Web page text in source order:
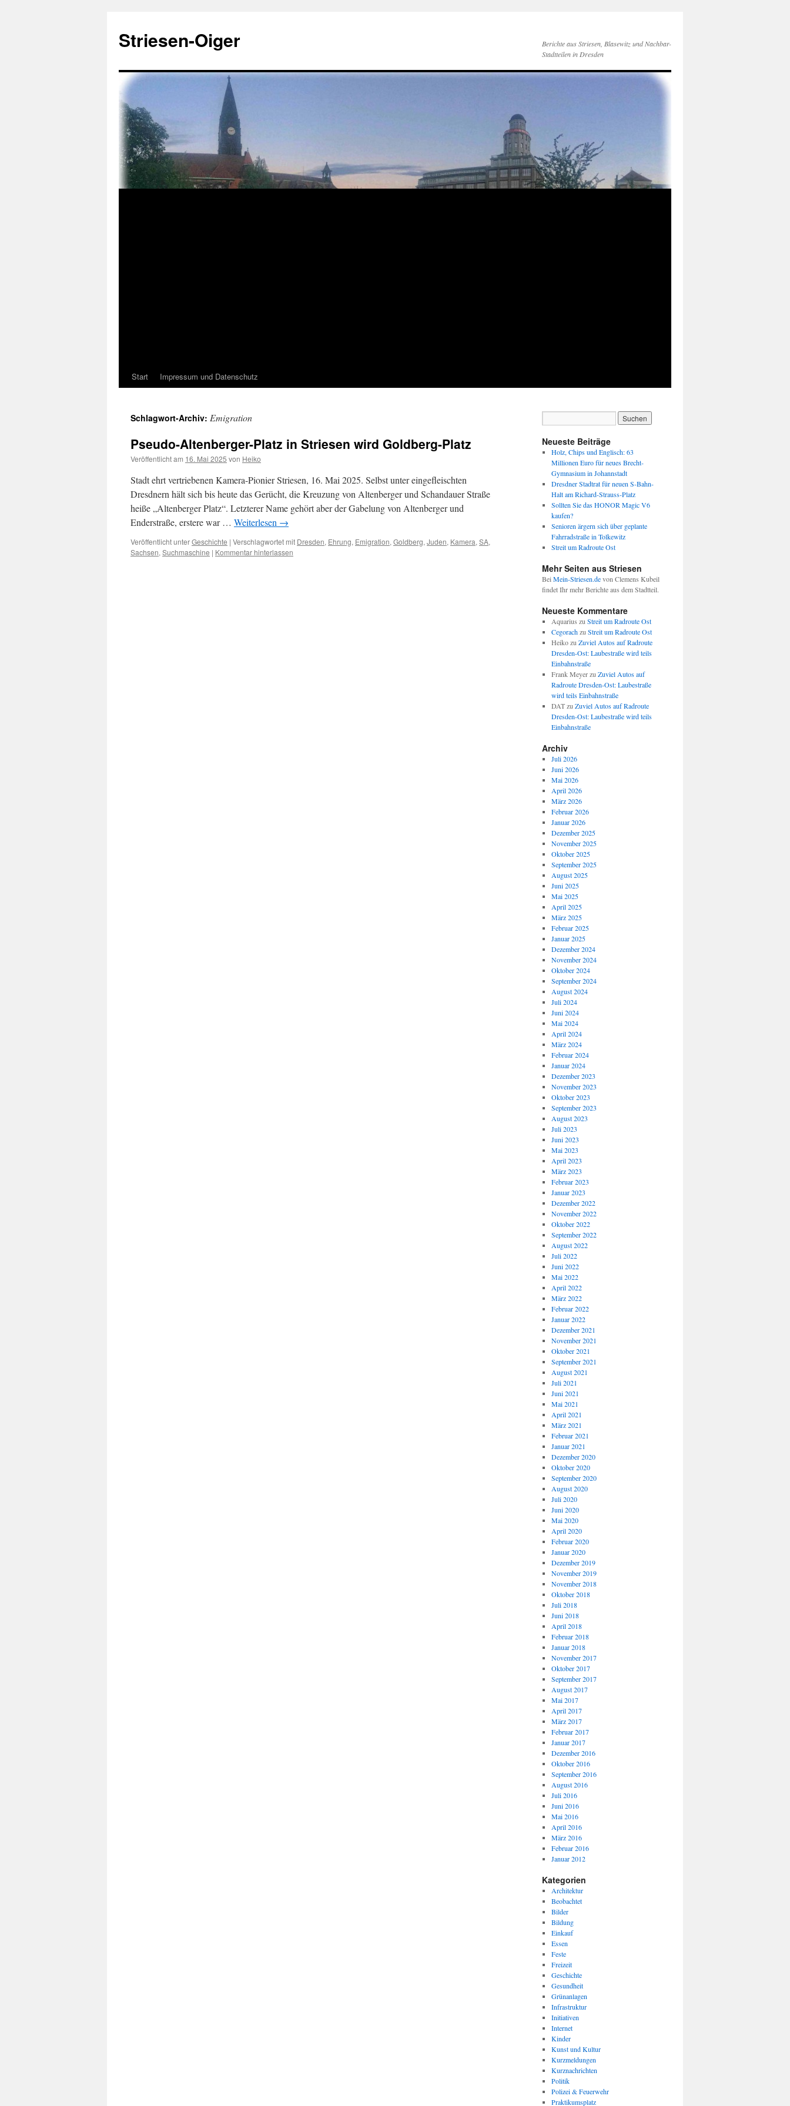
springen
Striesen-Oiger
Berichte aus Striesen, Blasewitz und Nachbar-
Stadtteilen in Dresden
Start Impressum und Datenschutz
Schlagwort-Archiv: Emigration
Pseudo-Altenberger-Platz in Striesen wird Goldberg-Platz
Veröffentlicht am 16. Mai 2025 von Heiko
Stadt ehrt vertriebenen Kamera-Pionier Striesen, 16. Mai 2025. Selbst unter eingefleischten
Dresdnern hält sich bis heute das Gerücht, die Kreuzung von Altenberger und Schandauer Straße
heiße „Altenberger Platz“. Letzterer Name gehört aber der Gabelung von Altenberger und
Enderstraße, erstere war … Weiterlesen →
Veröffentlicht unterGeschichte | Verschlagwortet mit Dresden, Ehrung, Emigration, Goldberg, Juden, Kamera, SA,
Sachsen, Suchmaschine | Kommentar hinterlassen
Neueste Beiträge
Holz, Chips und Englisch: 63
Millionen Euro für neues Brecht-
Gymnasium in Johannstadt
Dresdner Stadtrat für neuen S-Bahn-
Halt am Richard-Strauss-Platz
Sollten Sie das HONOR Magic V6
kaufen?
Senioren ärgern sich über geplante
Fahrradstraße in Tolkewitz
Streit um Radroute Ost
Mehr Seiten aus Striesen
Bei Mein-Striesen.devon Clemens Kubeil
findet Ihr mehr Berichte aus dem Stadtteil.
Neueste Kommentare
Aquarius zu Streit um Radroute Ost
Cegorachzu Streit um Radroute Ost
Heikozu Zuviel Autos auf Radroute
Dresden-Ost: Laubestraße wird teils
Einbahnstraße
Frank Meyerzu Zuviel Autos auf
Radroute Dresden-Ost: Laubestraße
wird teils Einbahnstraße
DATzu Zuviel Autos auf Radroute
Dresden-Ost: Laubestraße wird teils
Einbahnstraße
Archiv
Juli 2026
Juni 2026
Mai 2026
April 2026
März 2026
Februar 2026
Januar 2026
Dezember 2025
November 2025
Oktober 2025
September 2025
August 2025
Juni 2025
Mai 2025
April 2025
März 2025
Februar 2025
Januar 2025
Dezember 2024
November 2024
Oktober 2024
September 2024
August 2024
Juli 2024
Juni 2024
Mai 2024
April 2024
März 2024
Februar 2024
Januar 2024
Dezember 2023
November 2023
Oktober 2023
September 2023
August 2023
Juli 2023
Juni 2023
Mai 2023
April 2023
März 2023
Februar 2023
Januar 2023
Dezember 2022
November 2022
Oktober 2022
September 2022
August 2022
Juli 2022
Juni 2022
Mai 2022
April 2022
März 2022
Februar 2022
Januar 2022
Dezember 2021
November 2021
Oktober 2021
September 2021
August 2021
Juli 2021
Juni 2021
Mai 2021
April 2021
März 2021
Februar 2021
Januar 2021
Dezember 2020
Oktober 2020
September 2020
August 2020
Juli 2020
Juni 2020
Mai 2020
April 2020
Februar 2020
Januar 2020
Dezember 2019
November 2019
November 2018
Oktober 2018
Juli 2018
Juni 2018
April 2018
Februar 2018
Januar 2018
November 2017
Oktober 2017
September 2017
August 2017
Mai 2017
April 2017
März 2017
Februar 2017
Januar 2017
Dezember 2016
Oktober 2016
September 2016
August 2016
Juli 2016
Juni 2016
Mai 2016
April 2016
März 2016
Februar 2016
Januar 2012
Kategorien
Architektur
Beobachtet
Bilder
Bildung
Einkauf
Essen
Feste
Freizeit
Geschichte
Gesundheit
Grünanlagen
Infrastruktur
Initiativen
Internet
Kinder
Kunst und Kultur
Kurzmeldungen
Kurznachrichten
Politik
Polizei & Feuerwehr
Praktikumsplatz